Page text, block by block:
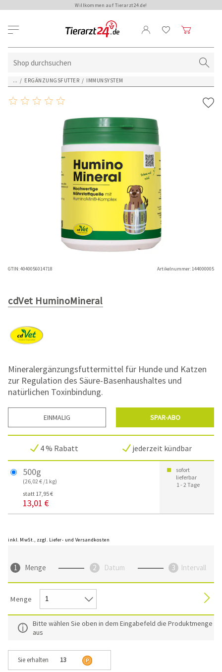
Willkommen auf Tierarzt24.de!
... / ERGÄNZUNGSFUTTER / IMMUNSYSTEM
GTIN:4040056014718 Artikelnummer:144000005
cdVet HuminoMineral
Mineralergänzungsfuttermittel für Hunde und Katzen
zur Regulation des Säure-Basenhaushaltes und
natürlichen Toxinbindung.
EINMALIG SPAR-ABO
4 % Rabatt jederzeit kündbar
500g
(26,02 € /1 kg)
statt 17,95 €
13,01 €
sofort
lieferbar
1 - 2 Tage
inkl. MwSt., zzgl. Liefer- und Versandkosten
Menge Datum Intervall
Menge
Bitte wählen Sie oben in dem Eingabefeld die Produktmenge
aus
Sie erhalten 13